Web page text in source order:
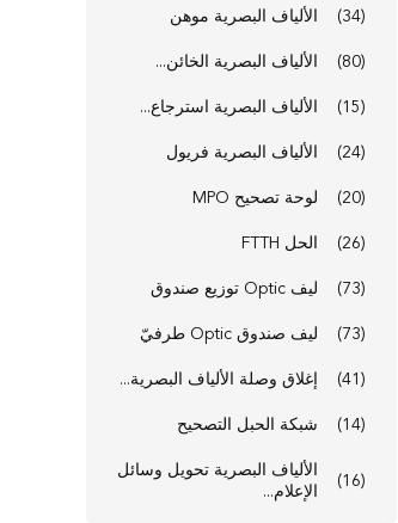
الألياف البصرية موهن (34)
الألياف البصرية الخائن... (80)
الألياف البصرية استرجاع... (15)
الألياف البصرية فريول (24)
لوحة تصحيح MPO (20)
الحل FTTH (26)
ليف Optic توزيع صندوق (73)
ليف صندوق Optic طرفيّ (73)
إغلاق وصلة الألياف البصرية... (41)
شبكة الحبل التصحيح (14)
الألياف البصرية تحويل وسائل
الإعلام...
(16)